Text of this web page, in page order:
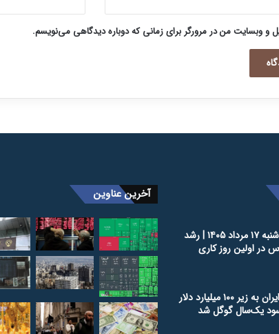
و وبسایت من در مرورگر برای زمانی که دوباره دیدگاهی می‌نویسم.
گزارش بورس امروز شنبه ۱۷ مرداد ۱۴۰۵ | رشد
در اولین روز کاری
سقوط ارزش بورس ایران به زیر ۱۰۰ میلیارد دلار
سود یک‌سال گوگل شد
آخرین عناوین